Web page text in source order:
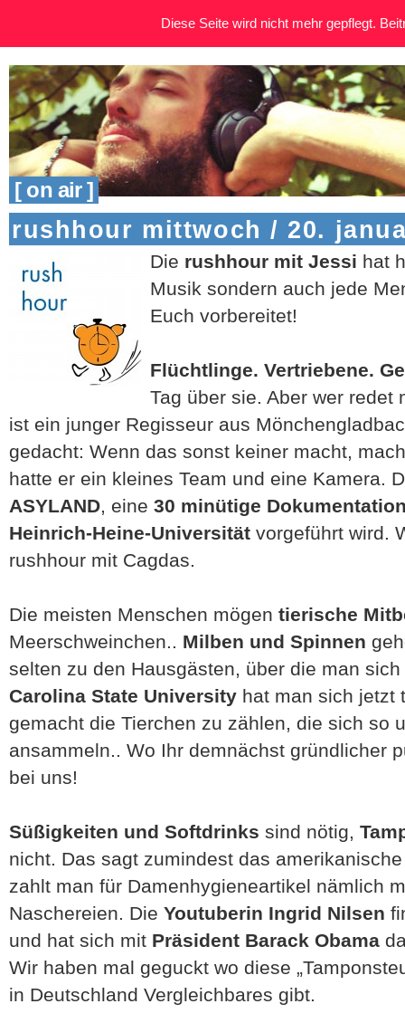
[ on air ]
rushhour mittwoch / 20.
Die rushhour mit Jessi hat
Musik sondern auch jede
Euch vorbereitet!
Flüchtlinge. Vertriebene.
Tag über sie. Aber wer redet
ist ein junger Regisseur aus
gedacht: Wenn das sonst keiner macht,
hatte er ein kleines Team und eine Kamera.
ASYLAND, eine 30 minütige
Heinrich-Heine-Universität vorgeführt wird.
rushhour mit Cagdas.
Die meisten Menschen mögen tierische
Meerschweinchen.. Milben und Spinnen
selten zu den Hausgästen, über die man
Carolina State University hat man sich jetzt
gemacht die Tierchen zu zählen, die sich so
ansammeln.. Wo Ihr demnächst gründlicher
bei uns!
Süßigkeiten und Softdrinks sind nötig,
nicht. Das sagt zumindest das
zahlt man für Damenhygieneartikel nämlich
Naschereien. Die Youtuberin Ingrid Nilsen
und hat sich mit Präsident Barack Obama
Wir haben mal geguckt wo diese
in Deutschland Vergleichbares gibt.
Diese Seite wird nicht mehr gepflegt.